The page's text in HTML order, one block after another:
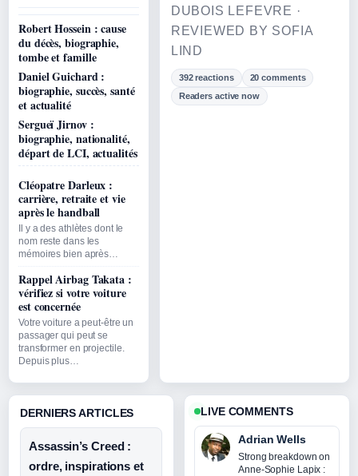
DUBOIS LEFEVRE ·
REVIEWED BY SOFIA
LIND
392 reactions
20 comments
Readers active now
Robert Hossein : cause
du décès, biographie,
tombe et famille
Daniel Guichard :
biographie, succès, santé
et actualité
Sergueï Jirnov :
biographie, nationalité,
départ de LCI, actualités
Cléopatre Darleux :
carrière, retraite et vie
après le handball
Il y a des athlètes dont le
nom reste dans les
mémoires bien après…
Rappel Airbag Takata :
vérifiez si votre voiture
est concernée
Votre voiture a peut-être un
passager qui peut se
transformer en projectile.
Depuis plus…
DERNIERS ARTICLES
Assassin’s Creed :
ordre, inspirations et
LIVE COMMENTS
Adrian Wells
Strong breakdown on
Anne-Sophie Lapix :